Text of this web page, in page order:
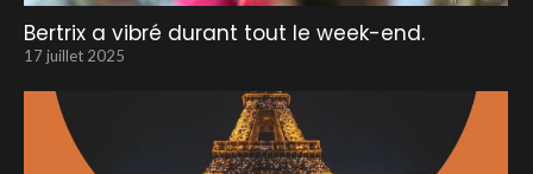
Bertrix a vibré durant tout le week-end.
17 juillet 2025